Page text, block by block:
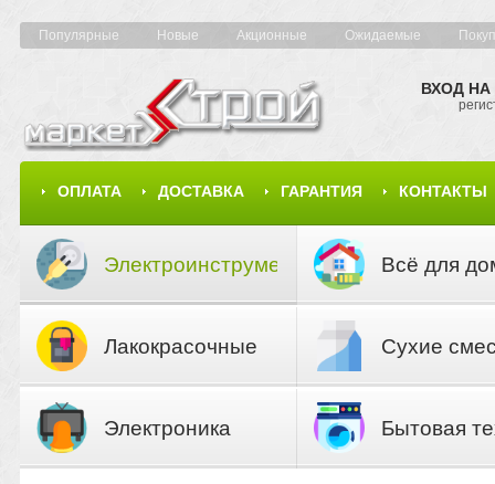
Популярные Новые Акционные Ожидаемые
ОПЛАТА ДОСТАВКА ГАРАНТИЯ КОНТАКТЫ
КАРТА САЙТА
ВХОД НА
Электроинструмент Всё для
Лакокрасочные
Сухие
Электроника Бытовая